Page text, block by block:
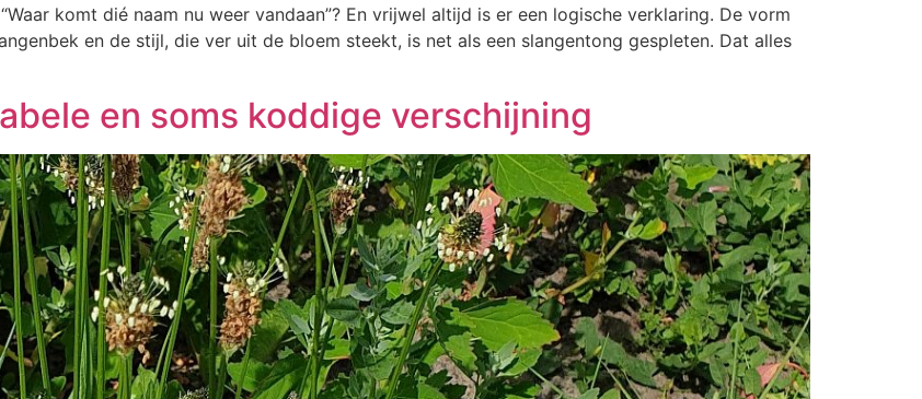
komt dié naam nu weer vandaan”? En vrijwel altijd is er een logische verklaring. De vorm
en de stijl, die ver uit de bloem steekt, is net als een slangentong gespleten. Dat alles
en soms koddige verschijning